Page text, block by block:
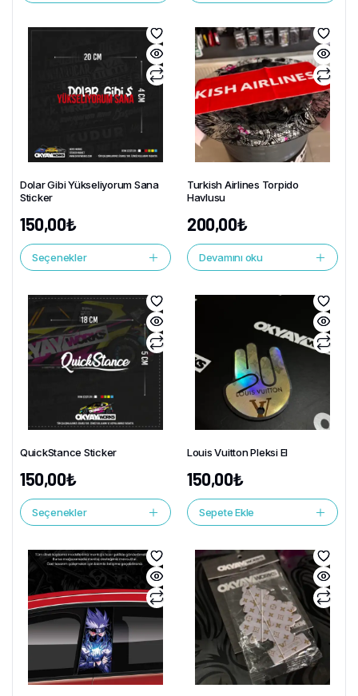
Dolar Gibi Yükseliyorum Sana
Sticker
150,00₺
Seçenekler
Turkish Airlines Torpido
Havlusu
200,00₺
Devamını oku
QuickStance Sticker
150,00₺
Seçenekler
Louis Vuitton Pleksi El
150,00₺
Sepete Ekle